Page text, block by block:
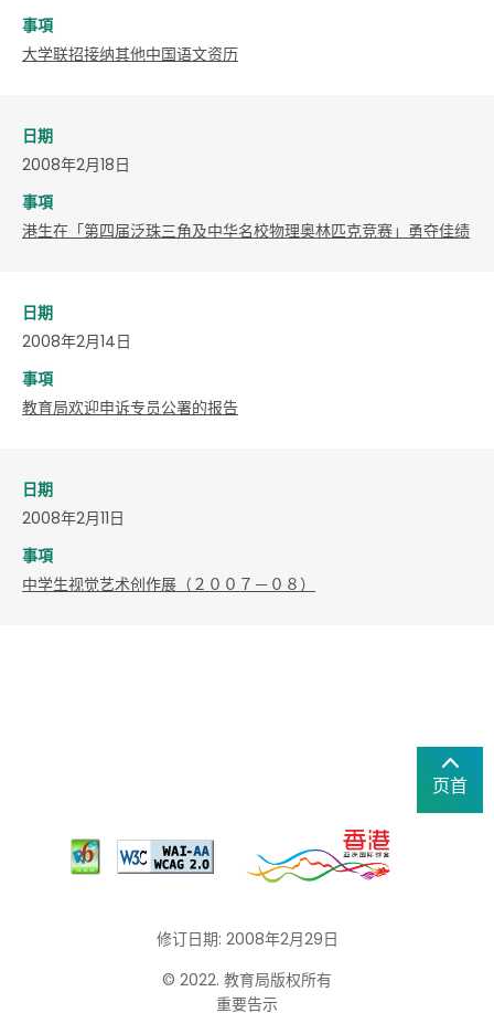
事項
大学联招接纳其他中国语文资历
日期
2008年2月18日
事項
港生在「第四届泛珠三角及中华名校物理奥林匹克竞赛」勇夺佳绩
日期
2008年2月14日
事項
教育局欢迎申诉专员公署的报告
日期
2008年2月11日
事項
中学生视觉艺术创作展（２００７－０８）
页首
修订日期: 2008年2月29日
© 2022. 教育局版权所有
重要告示